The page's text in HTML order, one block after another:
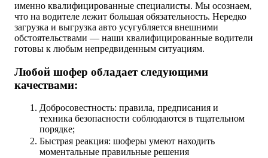
именно квалифицированные специалисты. Мы осознаем,
что на водителе лежит большая обязательность. Нередко
загрузка и выгрузка авто усугубляется внешними
обстоятельствами — наши квалифицированные водители
готовы к любым непредвиденным ситуациям.
Любой шофер обладает следующими
качествами:
Добросовестность: правила, предписания и
техника безопасности соблюдаются в тщательном
порядке;
Быстрая реакция: шоферы умеют находить
моментальные правильные решения